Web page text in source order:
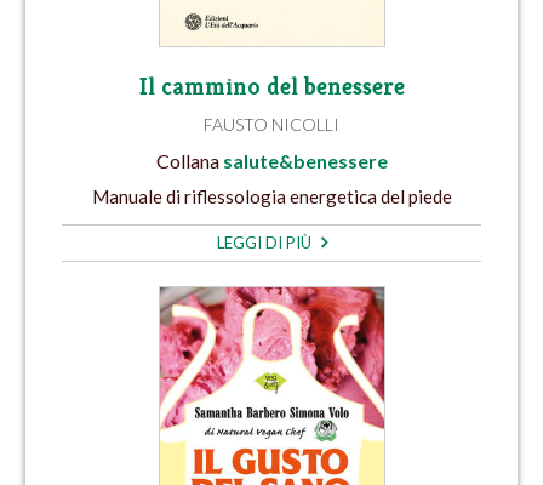
Il cammino del benessere
FAUSTO NICOLLI
Collana salute&benessere
Manuale di riflessologia energetica del piede
LEGGI DI PIÙ